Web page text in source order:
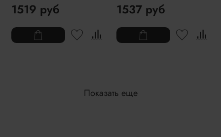
1519 руб 1537 руб
Показать еще